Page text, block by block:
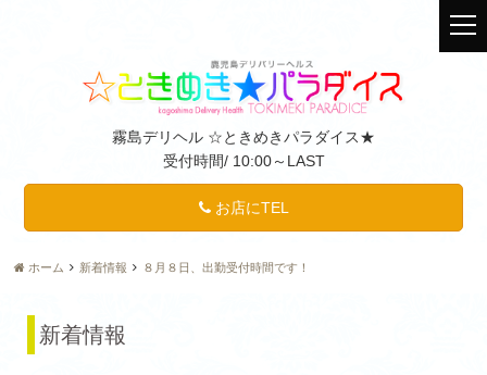
霧島デリヘル ☆ときめきパラダイス★
受付時間/ 10:00～LAST
お店にTEL
ホーム 新着情報 ８月８日、出勤受付時間です！
新着情報
t
o
a
i